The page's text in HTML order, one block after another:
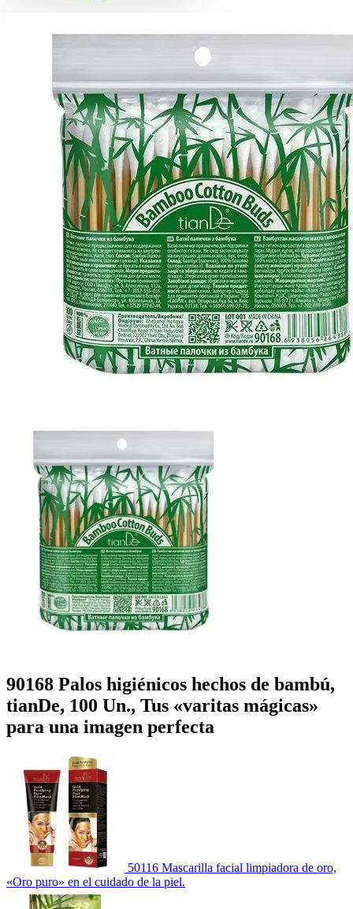
90168 Palos higiénicos hechos de bambú,
tianDe, 100 Un., Tus «varitas mágicas»
para una imagen perfecta
50116 Mascarilla facial limpiadora de oro,
«Oro puro» en el cuidado de la piel.